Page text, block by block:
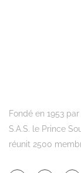
Fondé en 1953
S.A.S. le Prince
réunit 2500